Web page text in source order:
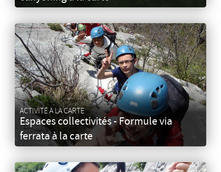
ACTIVITÉ À LA CARTE
Espaces collectivités - Formule via
ferrata à la carte